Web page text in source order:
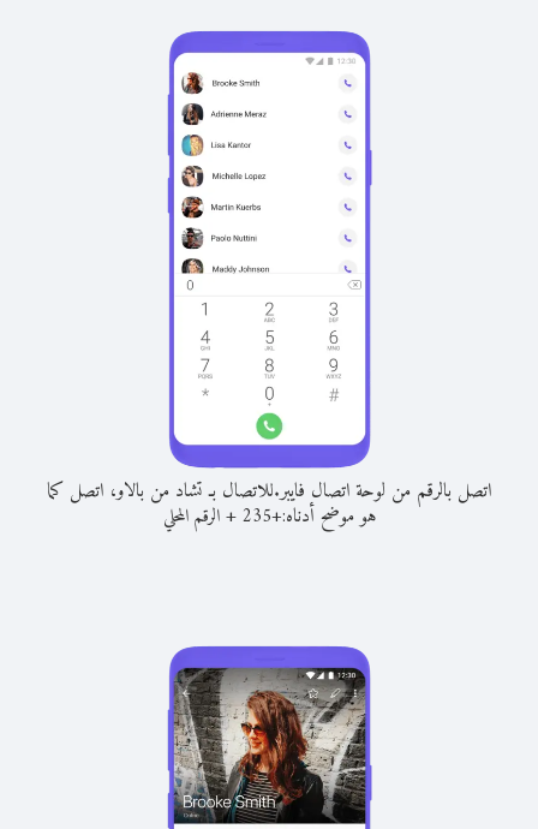
اتصل بالرقم من لوحة اتصال فايبر.للاتصال بـ تشاد من بالاو، اتصل كما
هو موضح أدناه:+
235
+الرقم المحلي